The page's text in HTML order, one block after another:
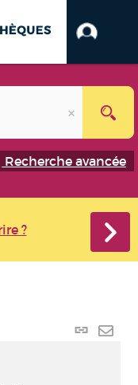
Recherche avancée
?
Lien